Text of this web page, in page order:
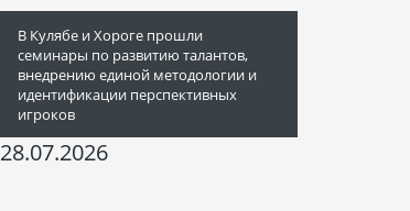
В Кулябе и Хороге прошли
семинары по развитию талантов,
внедрению единой методологии и
идентификации перспективных
игроков
28.07.2026